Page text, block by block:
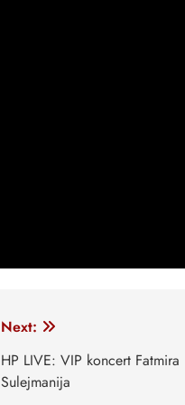
Next:
HP LIVE: VIP koncert Fatmira
Sulejmanija